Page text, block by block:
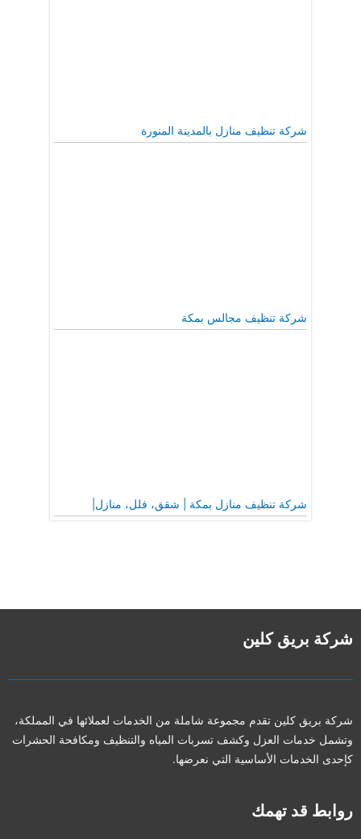
شركة تنظيف منازل بالمدينة المنورة
شركة تنظيف مجالس بمكة
شركة تنظيف منازل بمكة | شقق، فلل، منازل|
شركة بريق كلين
شركة بريق كلين تقدم مجموعة شاملة من الخدمات لعملائها في المملكة،
وتشمل خدمات العزل وكشف تسربات المياه والتنظيف ومكافحة الحشرات
كإحدى الخدمات الأساسية التي نعرضها.
روابط قد تهمك